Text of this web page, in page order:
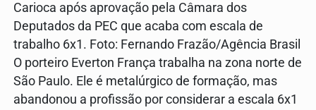
Carioca após aprovação pela Câmara dos
Deputados da PEC que acaba com escala de
trabalho 6x1. Foto: Fernando Frazão/Agência Brasil
O porteiro Everton França trabalha na zona norte de
São Paulo. Ele é metalúrgico de formação, mas
abandonou a profissão por considerar a escala 6x1